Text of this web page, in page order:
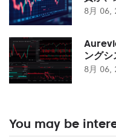
8月 06,
ングシ
8月 06,
You may be